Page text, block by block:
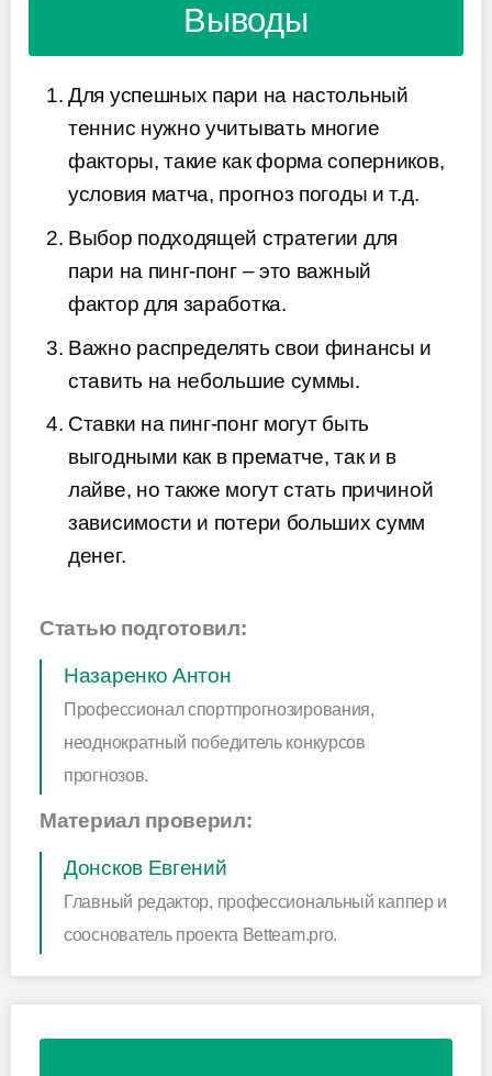
Выводы
Для успешных пари на настольный
теннис нужно учитывать многие
факторы, такие как форма соперников,
условия матча, прогноз погоды и т.д.
Выбор подходящей стратегии для
пари на пинг-понг – это важный
фактор для заработка.
Важно распределять свои финансы и
ставить на небольшие суммы.
Ставки на пинг-понг могут быть
выгодными как в прематче, так и в
лайве, но также могут стать причиной
зависимости и потери больших сумм
денег.
Статью подготовил:
Назаренко Антон
Профессионал спортпрогнозирования,
неоднократный победитель конкурсов
прогнозов.
Материал проверил:
Донсков Евгений
Главный редактор, профессиональный каппер и
сооснователь проекта Betteam.pro.